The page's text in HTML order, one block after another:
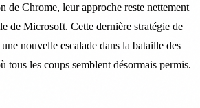
de Chrome, leur approche reste nettement
de Microsoft. Cette dernière stratégie de
nouvelle escalade dans la bataille des
tous les coups semblent désormais permis.